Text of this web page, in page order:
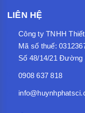
LIÊN HỆ
Công ty TNHH
Mã số thuế:
Số 48/14/21 Đường
0908 637 818